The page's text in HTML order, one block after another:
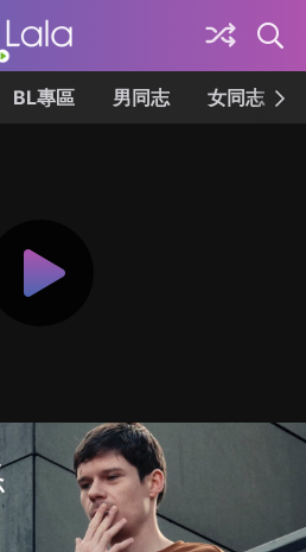
BL專區 男同志 女同志